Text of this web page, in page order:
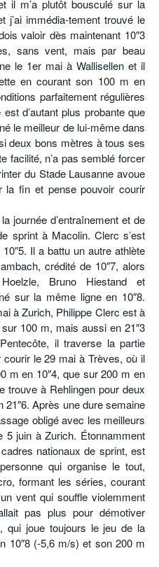
il m’a plutôt bousculé sur la
j’ai immédia-tement trouvé le
valoir dès maintenant 10″3
sans vent, mais par beau
le 1er mai à Wallisellen et il
en courant son 100 m en
parfaitement régulières
d’autant plus probante que
le meilleur de lui-même dans
deux bons mètres à tous ses
facilité, n’a pas semblé forcer
du Stade Lausanne avoue
la fin et pense pouvoir courir
journée d’entraînement et de
sprint à Macolin. Clerc s’est
Il a battu un autre athlète
crédité de 10″7, alors
Bruno Hiestand et
sur la même ligne en 10″8.
à Zurich, Philippe Clerc est à
100 m, mais aussi en 21″3
il traverse la partie
courir le 29 mai à Trèves, où il
m en 10″4, que sur 200 m en
trouve à Rehlingen pour deux
21″6. Après une dure semaine
obligé avec les meilleurs
juin à Zurich. Étonnamment
nationaux de sprint, est
qui organise le tout,
formant les séries, courant
vent qui souffle violemment
pas plus pour démotiver
qui joue toujours le jeu de la
10″8 (-5,6 m/s) et son 200 m